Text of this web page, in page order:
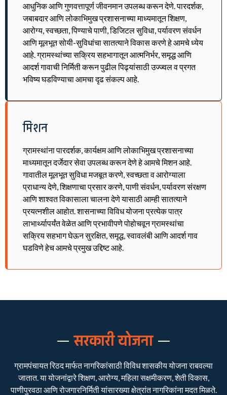
आधुनिक आणि गुणवत्तापूर्ण जीवनमान उपलब्ध करून देणे. पारदर्शक,
जबाबदार आणि लोकाभिमुख प्रशासनाच्या माध्यमातून शिक्षण,
आरोग्य, स्वच्छता, पिण्याचे पाणी, डिजिटल सुविधा, पर्यावरण संवर्धन
आणि मूलभूत सोयी-सुविधांचा सातत्याने विकास करणे हे आमचे ध्येय
आहे. ग्रामस्थांच्या सक्रिय सहभागातून आत्मनिर्भर, समृद्ध आणि
आदर्श गावाची निर्मिती करून पुढील पिढ्यांसाठी उज्ज्वल व प्रगत
भविष्य घडविण्याचा आमचा दृढ संकल्प आहे.
मिशन
ग्रामस्थांना पारदर्शक, कार्यक्षम आणि लोकाभिमुख प्रशासनाच्या
माध्यमातून दर्जेदार सेवा उपलब्ध करून देणे हे आमचे मिशन आहे.
गावातील मूलभूत सुविधा मजबूत करणे, स्वच्छता व आरोग्याला
प्राधान्य देणे, शिक्षणाचा प्रसार करणे, पाणी संवर्धन, पर्यावरण संरक्षण
आणि शाश्वत विकासाला चालना देणे यासाठी आम्ही सातत्याने
प्रयत्नशील आहोत. शासनाच्या विविध योजना प्रत्येक पात्र
लाभार्थ्यापर्यंत वेळेत आणि प्रभावीपणे पोहोचवून ग्रामस्थांचा
सक्रिय सहभाग घेऊन सुरक्षित, समृद्ध, स्वावलंबी आणि आदर्श गाव
घडविणे हेच आमचे प्रमुख उद्दिष्ट आहे.
सरकारी योजना
ग्रामपंचायत रिठद मार्फत नागरिकांसाठी विविध शासकीय योजना राबवल्या
जातात. या योजनांद्वारे शिक्षण, आरोग्य, महिला सक्षमीकरण, शेती विकास,
पाणीपुरवठा आणि रोजगारनिर्मिती यांसारख्या क्षेत्रांत नागरिकांना मदत मिळते.